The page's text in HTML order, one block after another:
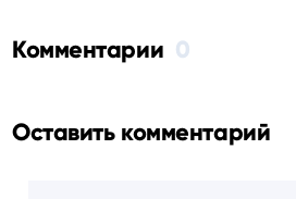
Комментарии 0
Оставить комментарий